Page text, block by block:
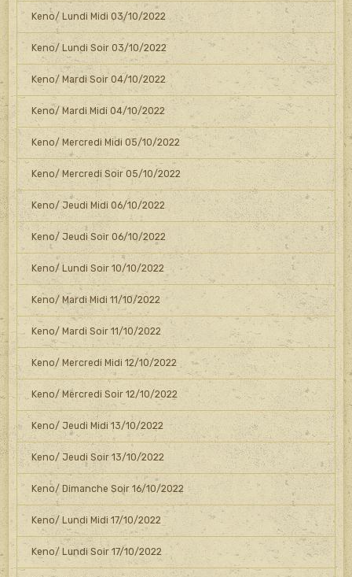
Keno/ Lundi Midi 03/10/2022
Keno/ Lundi Soir 03/10/2022
Keno/ Mardi Soir 04/10/2022
Keno/ Mardi Midi 04/10/2022
Keno/ Mercredi Midi 05/10/2022
Keno/ Mercredi Soir 05/10/2022
Keno/ Jeudi Midi 06/10/2022
Keno/ Jeudi Soir 06/10/2022
Keno/ Lundi Soir 10/10/2022
Keno/ Mardi Midi 11/10/2022
Keno/ Mardi Soir 11/10/2022
Keno/ Mercredi Midi 12/10/2022
Keno/ Mercredi Soir 12/10/2022
Keno/ Jeudi Midi 13/10/2022
Keno/ Jeudi Soir 13/10/2022
Keno/ Dimanche Soir 16/10/2022
Keno/ Lundi Midi 17/10/2022
Keno/ Lundi Soir 17/10/2022